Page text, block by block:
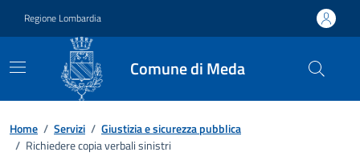
Regione Lombardia
Comune di Meda
Home / Servizi / Giustizia e sicurezza pubblica
/ Richiedere copia verbali sinistri